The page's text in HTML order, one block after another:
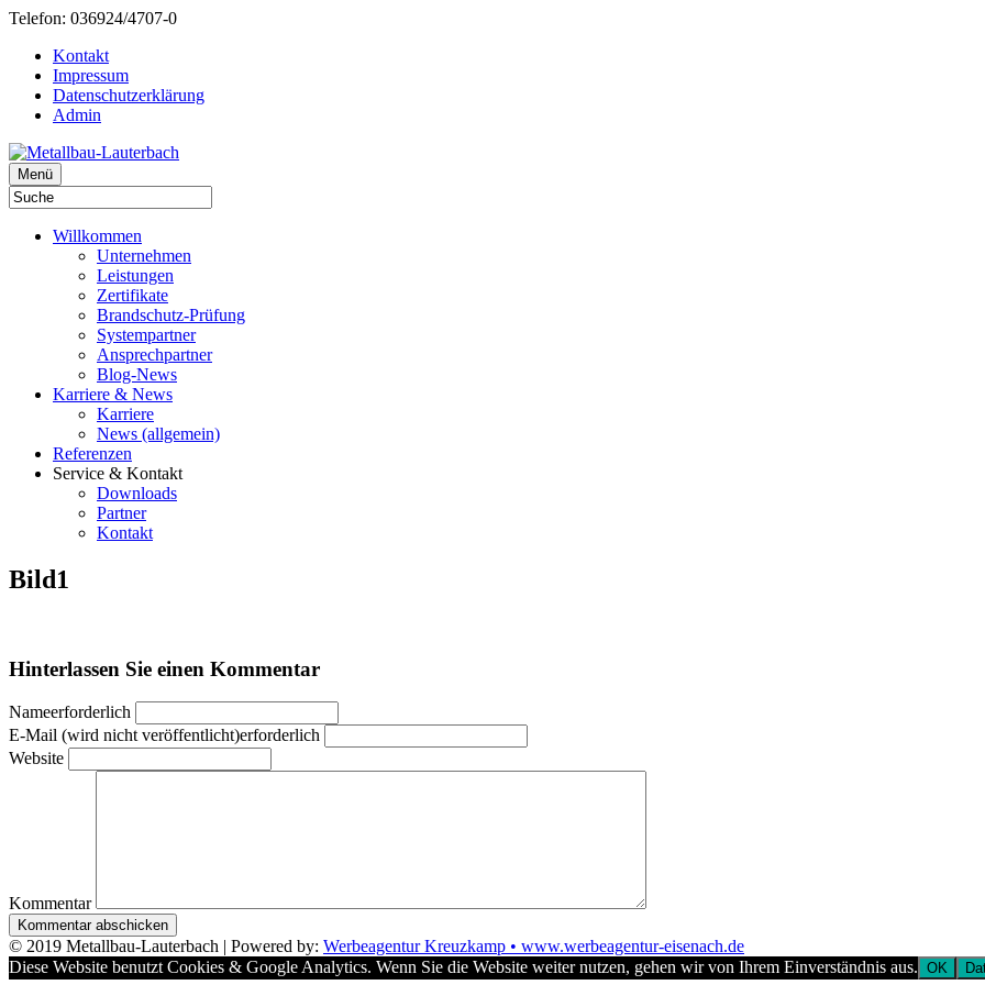
Telefon: 036924/4707-0
Kontakt
Impressum
Datenschutzerklärung
Admin
Menü
Willkommen
Unternehmen
Leistungen
Zertifikate
Brandschutz-Prüfung
Systempartner
Ansprechpartner
Blog-News
Karriere & News
Karriere
News (allgemein)
Referenzen
Service & Kontakt
Downloads
Partner
Kontakt
Bild1
Hinterlassen Sie einen Kommentar
Nameerforderlich
E-Mail (wird nicht veröffentlicht)erforderlich
Website
Kommentar
© 2019 Metallbau-Lauterbach | Powered by: Werbeagentur Kreuzkamp • www.werbeagentur-eisenach.de
Diese Website benutzt Cookies & Google Analytics. Wenn Sie die Website weiter nutzen, gehen wir von Ihrem Einverständnis aus. OK